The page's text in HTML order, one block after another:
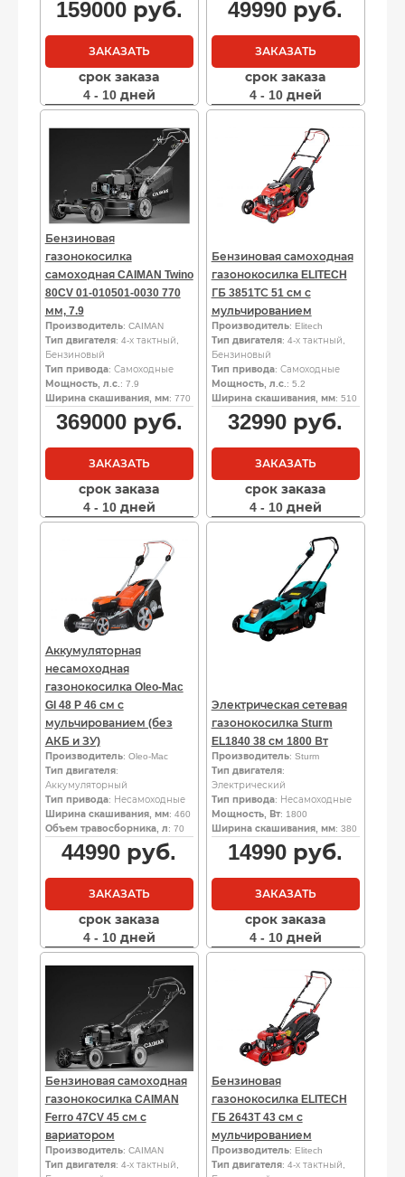
159000руб.
ЗАКАЗАТЬ
срок заказа
4 - 10 дней
49990 руб.
ЗАКАЗАТЬ
срок заказа
4 - 10 дней
Бензиновая
газонокосилка
самоходная CAIMAN Twino
80CV 01-010501-0030 770
мм, 7.9
Производитель: CAIMAN
Тип двигателя: 4-х тактный,
Бензиновый
Тип привода: Самоходные
Мощность, л.с. : 7.9
Ширина скашивания, мм: 770
369000руб.
ЗАКАЗАТЬ
срок заказа
4 - 10 дней
Бензиновая самоходная
газонокосилка ELITECH
ГБ 3851ТС 51 см с
мульчированием
Производитель: Elitech
Тип двигателя: 4-х тактный,
Бензиновый
Тип привода: Самоходные
Мощность, л.с. : 5.2
Ширина скашивания, мм: 510
32990 руб.
ЗАКАЗАТЬ
срок заказа
4 - 10 дней
Аккумуляторная
несамоходная
газонокосилка Oleo-Mac
GI 48 P 46 см с
мульчированием (без
АКБ и ЗУ)
Производитель: Oleo-Mac
Тип двигателя:
Аккумуляторный
Тип привода: Несамоходные
Ширина скашивания, мм: 460
Объем травосборника, л: 70
44990 руб.
ЗАКАЗАТЬ
срок заказа
4 - 10 дней
Электрическая сетевая
газонокосилка Sturm
EL1840 38 см 1800 Вт
Производитель: Sturm
Тип двигателя:
Электрический
Тип привода: Несамоходные
Мощность, Вт: 1800
Ширина скашивания, мм: 380
14990 руб.
ЗАКАЗАТЬ
срок заказа
4 - 10 дней
Бензиновая самоходная
газонокосилка CAIMAN
Ferro 47CV 45 см с
вариатором
Производитель: CAIMAN
Тип двигателя: 4-х тактный,
Бензиновая
газонокосилка ELITECH
ГБ 2643Т 43 см с
мульчированием
Производитель: Elitech
Тип двигателя: 4-х тактный,